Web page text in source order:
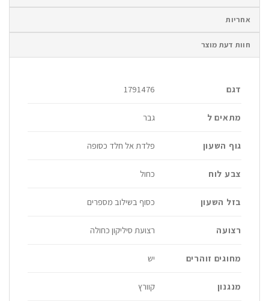
אחריות
חוות דעת מוצר
דגם 1791476
מתאים ל גבר
גוף השעון פלדת אל חלד כסופה
צבע לוח כחול
בזל השעון כסוף בשילוב מספרים
רצועה רצועת סיליקון כחולה
מחוגים זוהרים יש
מנגנון קוורץ